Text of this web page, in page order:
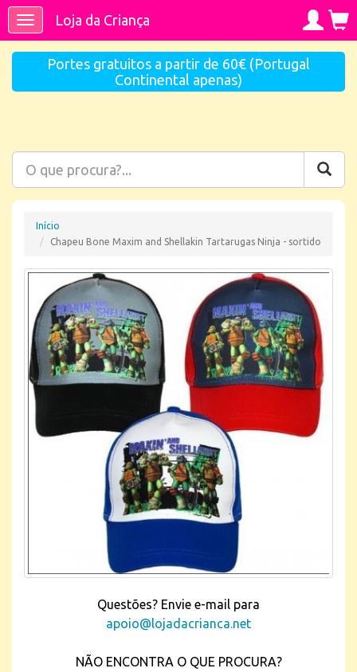
ToggleLoja da Criança
Portes gratuitos a partir de 60€ (Portugal
Continental apenas)
Início
Chapeu Bone Maxim and Shellakin Tartarugas Ninja - sortido
Questões? Envie e-mail para
apoio@lojadacrianca.net
NÃO ENCONTRA O QUE PROCURA?